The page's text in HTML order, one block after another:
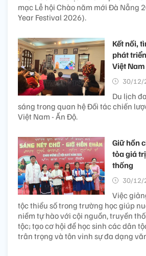
mạc Lễ hội Chào năm mới Đà Nẵng
Year Festival 2026).
Kết nối,
phát
Việt
30/12/
Du lịch
sáng trong quan hệ Đối tác chiến
Việt Nam - Ấn Độ.
Giữ hồn
tỏa giá
thống
30/12/
Việc
tộc thiểu số trong trường học giúp
niềm tự hào với cội nguồn, truyền
tộc; tạo cơ hội để học sinh các dân
trân trọng và tôn vinh sự đa dạng